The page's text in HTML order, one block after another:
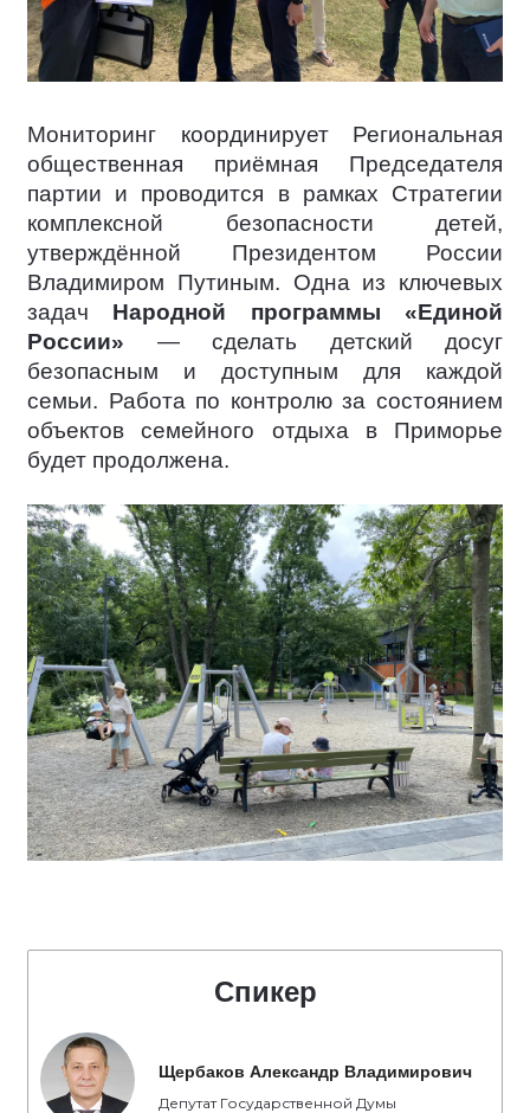
Мониторинг координирует Региональная
общественная приёмная Председателя
партии и проводится в рамках Стратегии
комплексной безопасности детей,
утверждённой Президентом России
Владимиром Путиным. Одна из ключевых
задач Народной программы «Единой
России» — сделать детский досуг
безопасным и доступным для каждой
семьи. Работа по контролю за состоянием
объектов семейного отдыха в Приморье
будет продолжена.
Спикер
Щербаков Александр Владимирович
Депутат Государственной Думы